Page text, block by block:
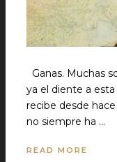
Ganas. Muchas
ya el diente a
recibe desde
no siempre ha …
READ MORE